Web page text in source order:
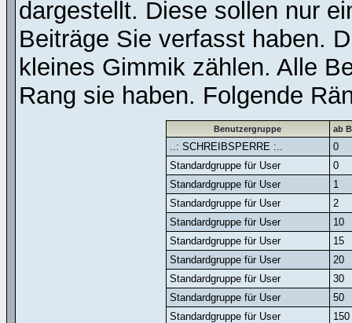
dargestellt. Diese sollen nur
Beiträge Sie verfasst haben.
kleines Gimmik zählen. Alle
Rang sie haben. Folgende
Benutzergruppe ab
..: SCHREIBSPERRE :..
0
Standardgruppe für User
0
Standardgruppe für User
1
Standardgruppe für User
2
Standardgruppe für User
10
Standardgruppe für User
15
Standardgruppe für User
20
Standardgruppe für User
30
Standardgruppe für User
50
Standardgruppe für User
150